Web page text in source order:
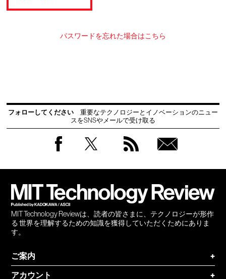
パスワードを忘れた場合はこちら
フォローしてください
重要なテクノロジーとイノベーションのニュー
スをSNSやメールで受け取る
MIT Technology Reviewは、読者の皆さまに、テクノロジーが形作
る 世界を理解するための知識を獲得していただくためにありま
す。
ご案内
+
アカウント
+